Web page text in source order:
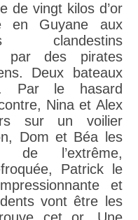
de vingt kilos d’or
en Guyane aux
clandestins
par des pirates
Deux bateaux
Par le hasard
Nina et Alex
sur un voilier
Dom et Béa les
de l’extrême,
Patrick le
et
vont être les